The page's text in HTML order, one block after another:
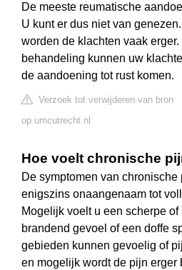
De meeste reumatische
U kunt er dus niet van
worden de klachten vaak
behandeling kunnen uw
de aandoening tot rust komen.
Verzoek tot verwijderen van bron
op umcutrecht.nl
Hoe voelt chronische
De symptomen van
enigszins onaangenaam tot
Mogelijk voelt u een scherpe
brandend gevoel of een doffe
gebieden kunnen gevoelig of
en mogelijk wordt de pijn erger